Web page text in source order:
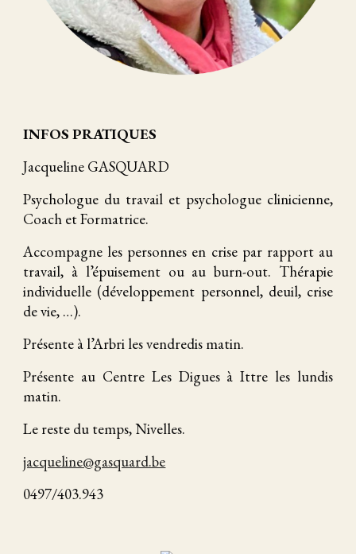
INFOS PRATIQUES
Jacqueline GASQUARD
Psychologue du travail et psychologue clinicienne,
Coach et Formatrice.
Accompagne les personnes en crise par rapport au
travail, à l’épuisement ou au burn-out. Thérapie
individuelle (développement personnel, deuil, crise
de vie, …).
Présente à l’Arbri les vendredis matin.
Présente au Centre Les Digues à Ittre les lundis
matin.
Le reste du temps, Nivelles.
jacqueline@gasquard.be
0497/403.943